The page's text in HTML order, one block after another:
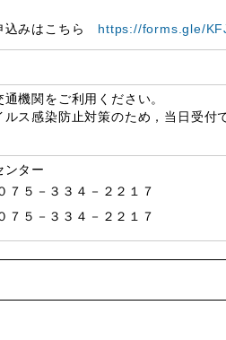
込みはこちら
https://forms.gle/
機関をご利用ください。
ルス感染防止対策のため，当日受付
ンター
７５－３３４－２２１７
７５－３３４－２２１７